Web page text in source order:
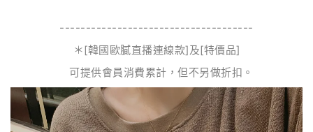
-------------------------------------
＊[韓國歐膩直播連線款]及[特價品]
可提供會員消費累計，但不另做折扣。